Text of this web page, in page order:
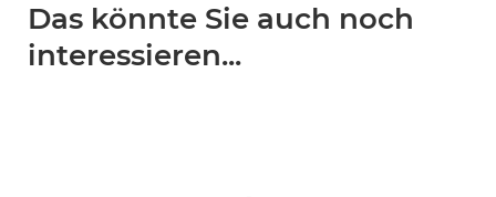
Das könnte Sie auch noch
interessieren...